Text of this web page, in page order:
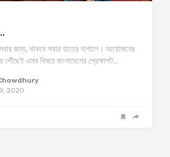
জন্য, থাকবে সবার হাতের নাগালে। আয়োজনের
এসব বিষয়ে বাংলাদেশের প্রেক্ষাপট…
2020